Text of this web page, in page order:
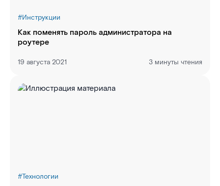
#Инструкции
Как поменять пароль администратора на
роутере
19 августа 2021 3 минуты чтения
#Технологии